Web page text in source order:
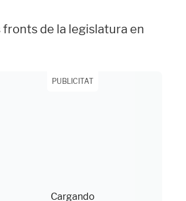
de la legislatura en
PUBLICITAT